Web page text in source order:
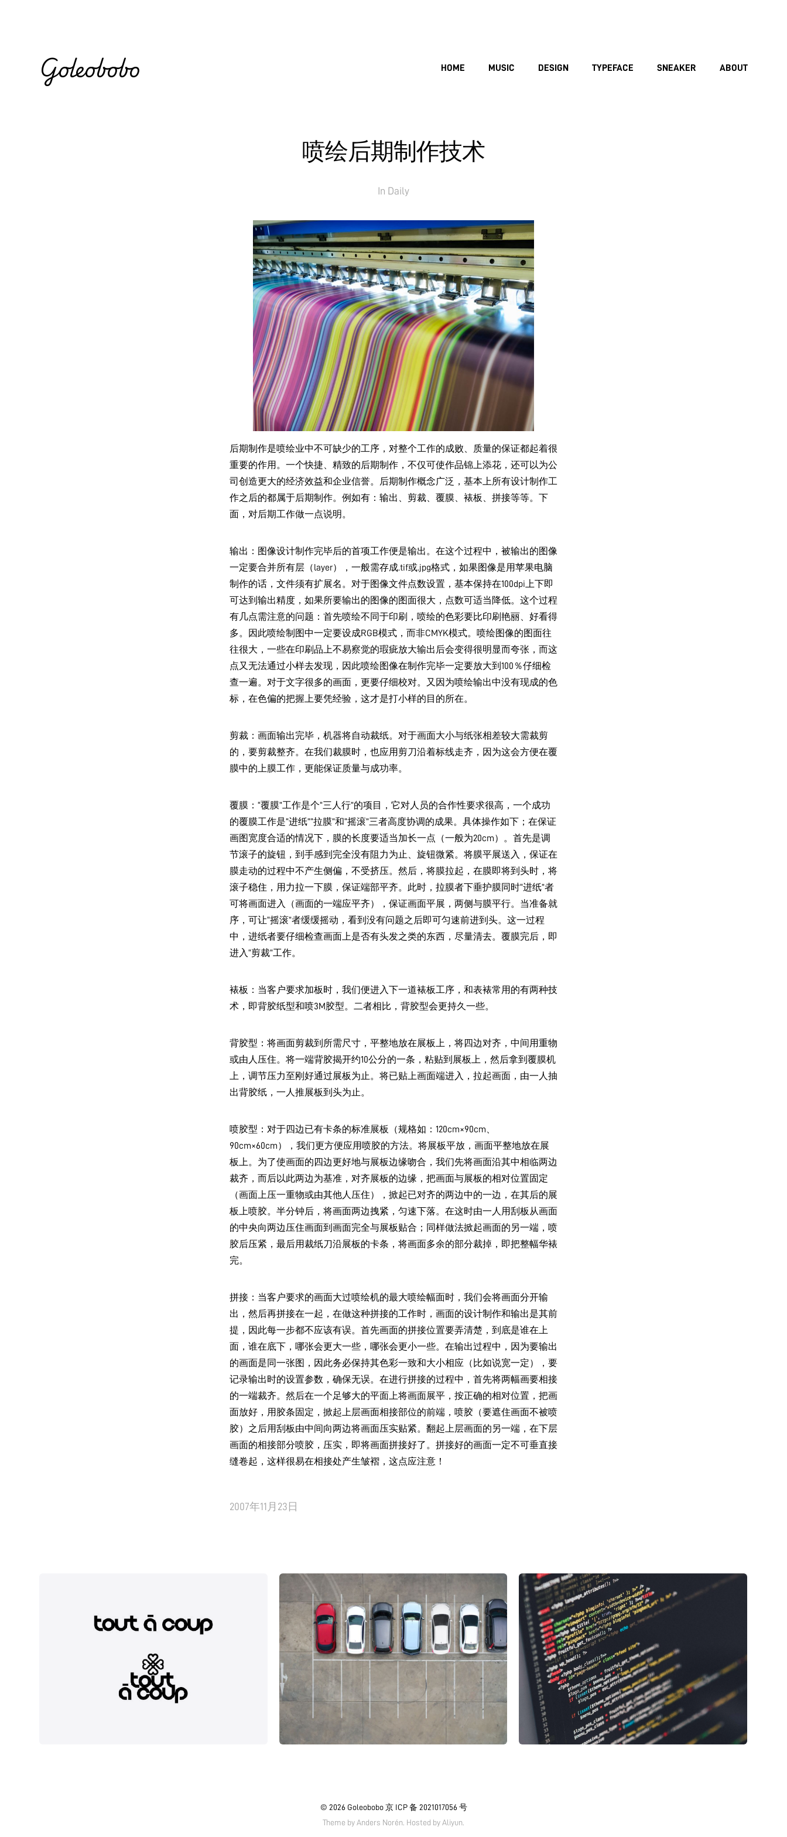
Goleobobo HOME MUSIC DESIGN TYPEFACE SNEAKER ABOUT
喷绘后期制作技术
In Daily
后期制作是喷绘业中不可缺少的工序，对整个工作的成败、质量的保证都起着很
重要的作用。一个快捷、精致的后期制作，不仅可使作品锦上添花，还可以为公
司创造更大的经济效益和企业信誉。后期制作概念广泛，基本上所有设计制作工
作之后的都属于后期制作。例如有：输出、剪裁、覆膜、裱板、拼接等等。下
面，对后期工作做一点说明。
输出：图像设计制作完毕后的首项工作便是输出。在这个过程中，被输出的图像
一定要合并所有层（layer），一般需存成.tif或.jpg格式，如果图像是用苹果电脑
制作的话，文件须有扩展名。对于图像文件点数设置，基本保持在100dpi上下即
可达到输出精度，如果所要输出的图像的图面很大，点数可适当降低。这个过程
有几点需注意的问题：首先喷绘不同于印刷，喷绘的色彩要比印刷艳丽、好看得
多。因此喷绘制图中一定要设成RGB模式，而非CMYK模式。喷绘图像的图面往
往很大，一些在印刷品上不易察觉的瑕疵放大输出后会变得很明显而夸张，而这
点又无法通过小样去发现，因此喷绘图像在制作完毕一定要放大到100％仔细检
查一遍。对于文字很多的画面，更要仔细校对。又因为喷绘输出中没有现成的色
标，在色偏的把握上要凭经验，这才是打小样的目的所在。
剪裁：画面输出完毕，机器将自动裁纸。对于画面大小与纸张相差较大需裁剪
的，要剪裁整齐。在我们裁膜时，也应用剪刀沿着标线走齐，因为这会方便在覆
膜中的上膜工作，更能保证质量与成功率。
覆膜：“覆膜”工作是个“三人行”的项目，它对人员的合作性要求很高，一个成功
的覆膜工作是“进纸”“拉膜”和“摇滚”三者高度协调的成果。具体操作如下；在保证
画图宽度合适的情况下，膜的长度要适当加长一点（一般为20cm）。首先是调
节滚子的旋钮，到手感到完全没有阻力为止、旋钮微紧。将膜平展送入，保证在
膜走动的过程中不产生侧偏，不受挤压。然后，将膜拉起，在膜即将到头时，将
滚子稳住，用力拉一下膜，保证端部平齐。此时，拉膜者下垂护膜同时“进纸”者
可将画面进入（画面的一端应平齐），保证画面平展，两侧与膜平行。当准备就
序，可让“摇滚”者缓缓摇动，看到没有问题之后即可匀速前进到头。这一过程
中，进纸者要仔细检查画面上是否有头发之类的东西，尽量清去。覆膜完后，即
进入“剪裁”工作。
裱板：当客户要求加板时，我们便进入下一道裱板工序，和表裱常用的有两种技
术，即背胶纸型和喷3M胶型。二者相比，背胶型会更持久一些。
背胶型：将画面剪裁到所需尺寸，平整地放在展板上，将四边对齐，中间用重物
或由人压住。将一端背胶揭开约10公分的一条，粘贴到展板上，然后拿到覆膜机
上，调节压力至刚好通过展板为止。将已贴上画面端进入，拉起画面，由一人抽
出背胶纸，一人推展板到头为止。
喷胶型：对于四边已有卡条的标准展板（规格如：120cm×90cm、
90cm×60cm），我们更方便应用喷胶的方法。将展板平放，画面平整地放在展
板上。为了使画面的四边更好地与展板边缘吻合，我们先将画面沿其中相临两边
裁齐，而后以此两边为基准，对齐展板的边缘，把画面与展板的相对位置固定
（画面上压一重物或由其他人压住），掀起已对齐的两边中的一边，在其后的展
板上喷胶。半分钟后，将画面两边拽紧，匀速下落。在这时由一人用刮板从画面
的中央向两边压住画面到画面完全与展板贴合；同样做法掀起画面的另一端，喷
胶后压紧，最后用裁纸刀沿展板的卡条，将画面多余的部分裁掉，即把整幅华裱
完。
拼接：当客户要求的画面大过喷绘机的最大喷绘幅面时，我们会将画面分开输
出，然后再拼接在一起，在做这种拼接的工作时，画面的设计制作和输出是其前
提，因此每一步都不应该有误。首先画面的拼接位置要弄清楚，到底是谁在上
面，谁在底下，哪张会更大一些，哪张会更小一些。在输出过程中，因为要输出
的画面是同一张图，因此务必保持其色彩一致和大小相应（比如说宽一定），要
记录输出时的设置参数，确保无误。在进行拼接的过程中，首先将两幅画要相接
的一端裁齐。然后在一个足够大的平面上将画面展平，按正确的相对位置，把画
面放好，用胶条固定，掀起上层画面相接部位的前端，喷胶（要遮住画面不被喷
胶）之后用刮板由中间向两边将画面压实贴紧。翻起上层画面的另一端，在下层
画面的相接部分喷胶，压实，即将画面拼接好了。拼接好的画面一定不可垂直接
缝卷起，这样很易在相接处产生皱褶，这点应注意！
2007年11月23日
© 2026 Goleobobo 京 ICP 备 2021017056 号
Theme by Anders Norén. Hosted by Aliyun.